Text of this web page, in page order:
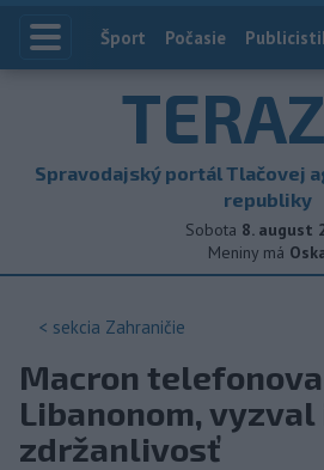
Index
Šport Počasie
TERAZ
Spravodajský portál Tlačovej
republiky
Sobota 8. august
Meniny má
< sekcia Zahraničie
Macron
Libanonom, vyzval
zdržanlivosť